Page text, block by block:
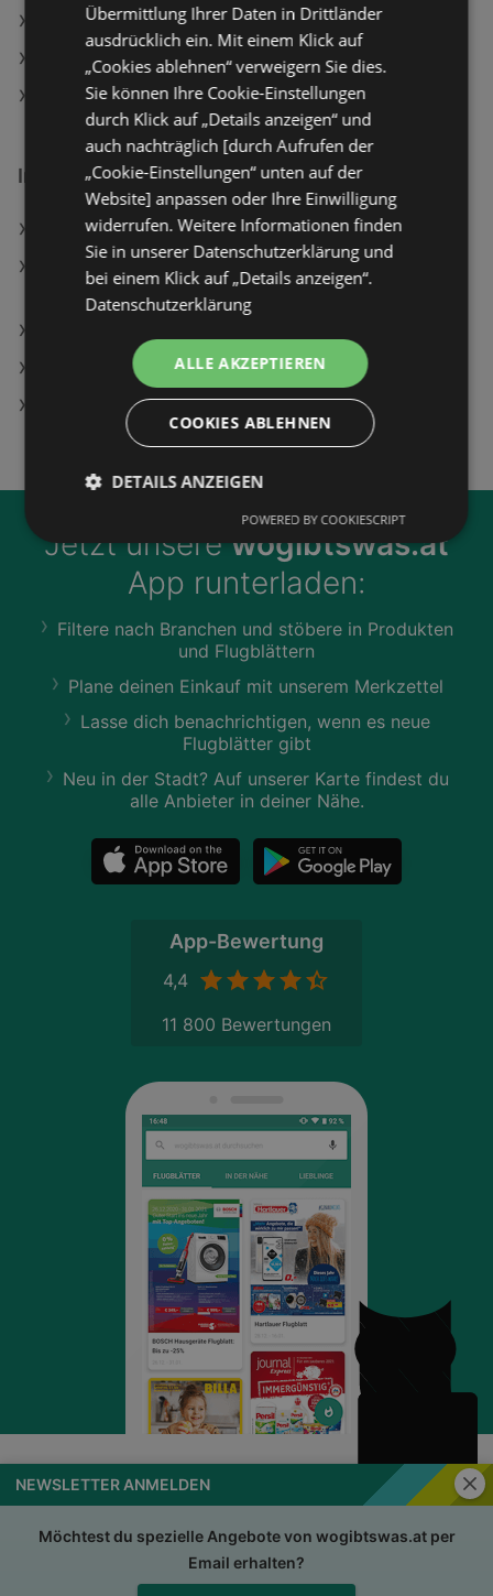
NEWSLETTER ANMELDEN
Möchtest du spezielle Angebote von wogibtswas.at per
Email erhalten?
hagebaumarkt Angebote
Hagebau Lieb Markt Angebote
bellaflora Angebote
Interessantes auf wogibtswas.at
Dynafit Patrol Angebote
Pokémon Legenden: Z-A - [Nintendo of Europe
Switch 2]
DEICHMANN Filialen in Lohnsburg
VW Volkswagen Filialen in Lohnsburg
Jetzt unserewogibtswas.at
App runterladen:
Filtere nach Branchen und stöbere in Produkten
und Flugblättern
Plane deinen Einkauf mit unserem Merkzettel
Lasse dich benachrichtigen, wenn es neue
Flugblätter gibt
Neu in der Stadt? Auf unserer Karte findest du
alle Anbieter in deiner Nähe.
App-Bewertung
4,4
11 800 Bewertungen
wogibtswas.at Impressum
Nutzungsbedingungen AGB
Datenschutzerklärung
Übermittlung Ihrer Daten in Drittländer
ausdrücklich ein. Mit einem Klick auf
„Cookies ablehnen“ verweigern Sie dies.
Sie können Ihre Cookie-Einstellungen
durch Klick auf „Details anzeigen“ und
auch nachträglich [durch Aufrufen der
„Cookie-Einstellungen“ unten auf der
Website] anpassen oder Ihre Einwilligung
widerrufen. Weitere Informationen finden
Sie in unserer Datenschutzerklärung und
bei einem Klick auf „Details anzeigen“.
Datenschutzerklärung
ALLE AKZEPTIEREN
COOKIES ABLEHNEN
DETAILS ANZEIGEN
POWERED BY COOKIESCRIPT